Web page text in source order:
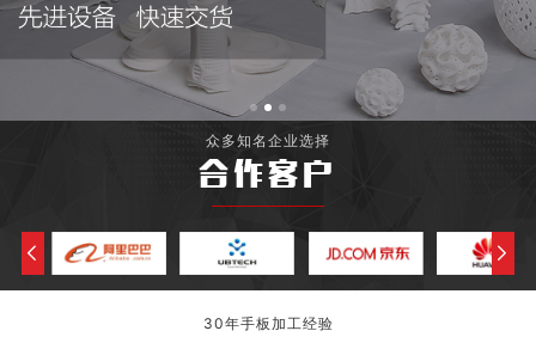
众多知名企业选择
合作客户
30年手板加工经验